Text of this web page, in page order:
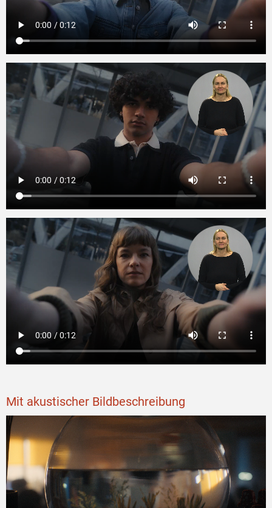
Mit akustischer Bildbeschreibung